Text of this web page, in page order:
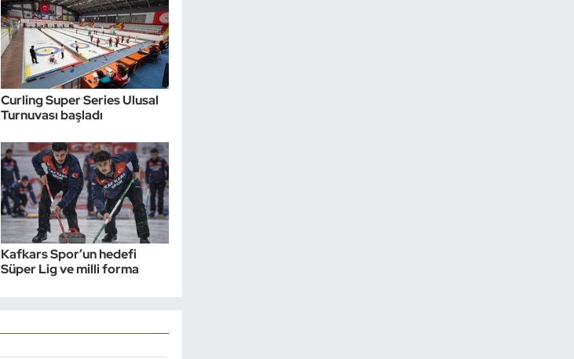
Curling Super Series Ulusal
Turnuvası başladı
Kafkars Spor’un hedefi
Süper Lig ve milli forma